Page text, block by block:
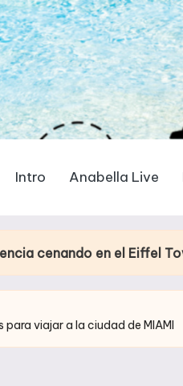
Intro Anabella Live
Eiffel Tower Restaurant –
para viajar a la ciudad de MIAMI